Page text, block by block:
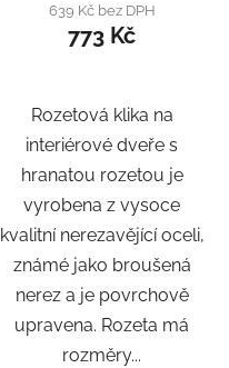
639 Kč bez DPH
773 Kč
Rozetová klika na
interiérové ​​dveře s
hranatou rozetou je
vyrobena z vysoce
kvalitní nerezavějící oceli,
známé jako broušená
nerez a je povrchově
upravena. Rozeta má
rozměry...